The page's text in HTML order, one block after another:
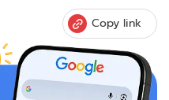
Copy link